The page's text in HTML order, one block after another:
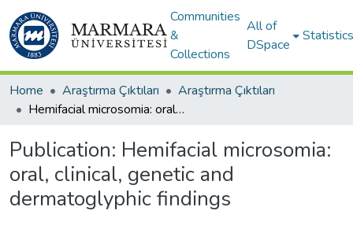
Communities
&
Collections
All of
DSpace
Statistics
Home Araştırma Çıktıları
Araştırma Çıktıları
Hemifacial microsomia: oral, clinical, genetic and dermatoglyphic findings
Publication: Hemifacial microsomia:
oral, clinical, genetic and
dermatoglyphic findings